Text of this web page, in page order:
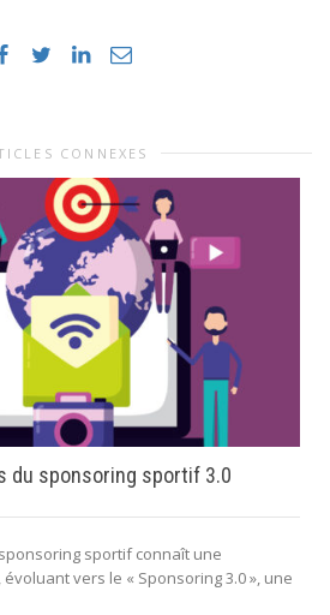
CONNEXES
du sponsoring sportif 3.0
sportif connaît une
vers le « Sponsoring 3.0 », une